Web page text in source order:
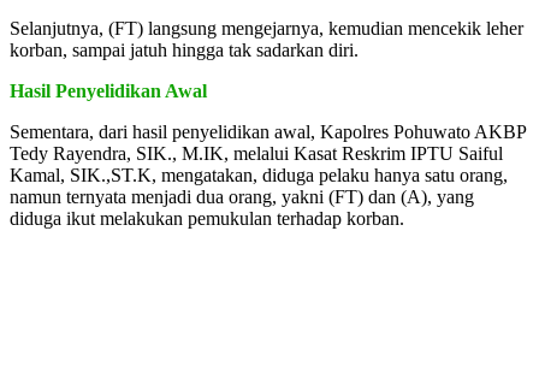
Selanjutnya, (FT) langsung mengejarnya, kemudian mencekik leher
korban, sampai jatuh hingga tak sadarkan diri.
Hasil Penyelidikan Awal
Sementara, dari hasil penyelidikan awal, Kapolres Pohuwato AKBP
Tedy Rayendra, SIK., M.IK, melalui Kasat Reskrim IPTU Saiful
Kamal, SIK.,ST.K, mengatakan, diduga pelaku hanya satu orang,
namun ternyata menjadi dua orang, yakni (FT) dan (A), yang
diduga ikut melakukan pemukulan terhadap korban.